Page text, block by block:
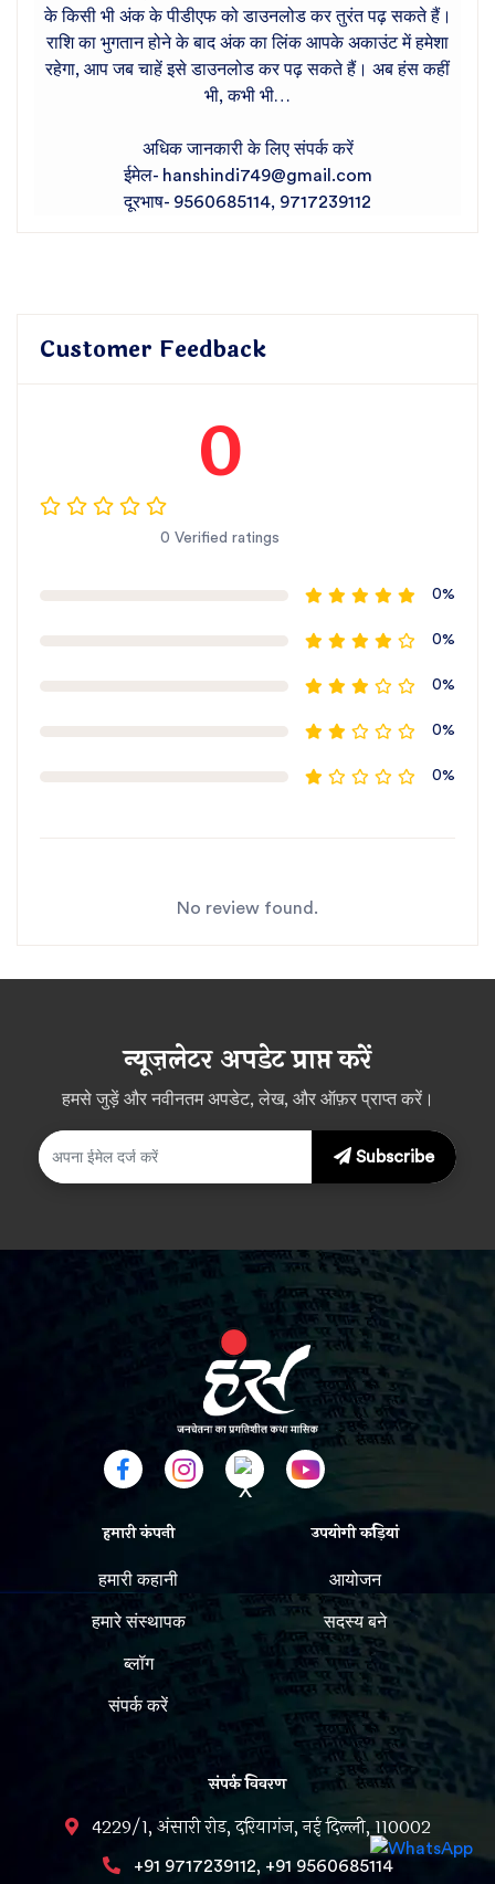
के किसी भी अंक के पीडीएफ को डाउनलोड कर तुरंत पढ़ सकते हैं।
राशि का भुगतान होने के बाद अंक का लिंक आपके अकाउंट में हमेशा
रहेगा, आप जब चाहें इसे डाउनलोड कर पढ़ सकते हैं। अब हंस कहीं
भी, कभी भी…
अधिक जानकारी के लिए संपर्क करें
ईमेल- hanshindi749@gmail.com
दूरभाष- 9560685114, 9717239112
Customer Feedback
0
0 Verified ratings
0%
0%
0%
0%
0%
No review found.
न्यूज़लेटर अपडेट प्राप्त करें
हमसे जुड़ें और नवीनतम अपडेट, लेख, और ऑफ़र प्राप्त करें।
Subscribe
हमारी कंपनी
हमारी कहानी
हमारे संस्थापक
ब्लॉग
संपर्क करें
उपयोगी कड़ियां
आयोजन
सदस्य बने
संपर्क विवरण
4229/1, अंसारी रोड, दरियागंज, नई दिल्ली, 110002
+91 9717239112, +91 9560685114